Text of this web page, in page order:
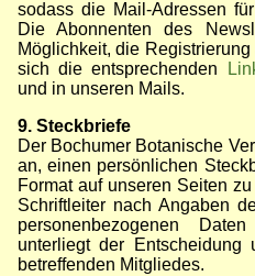
sodass die Mail-Adressen
Die Abonnenten des
Möglichkeit, die
sich die entsprechenden
und in unseren Mails.
9. Steckbriefe
Der Bochumer Botanische
an, einen persönlichen
Format auf unseren Seiten
Schriftleiter nach Angaben
personenbezogenen
unterliegt der Entscheidung
betreffenden Mitgliedes.